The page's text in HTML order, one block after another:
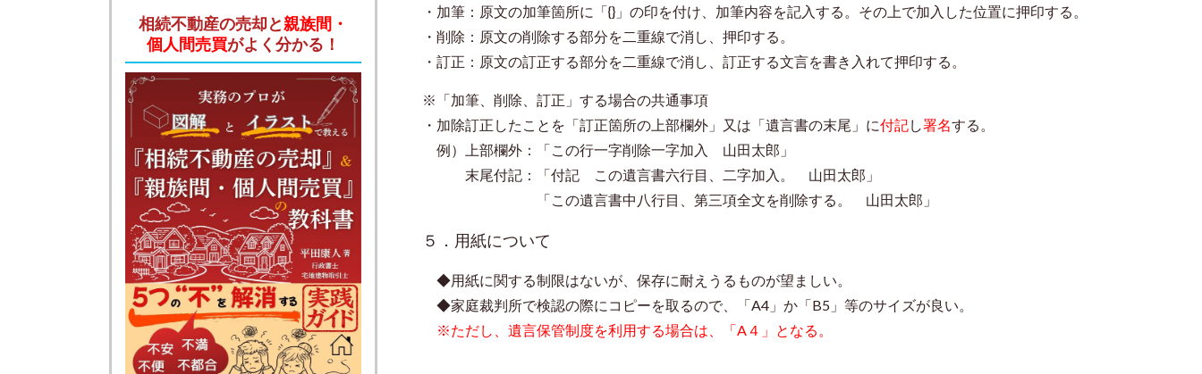
・加筆：原文の加筆箇所に「{}」の印を付け、加筆内容を記入する。その上で加入した位置に押印する。
・削除：原文の削除する部分を二重線で消し、押印する。
・ 訂正：原文の訂正する部分を二重線で消し、訂正する文言を書き入れて押印する。
※「加筆、削除、訂正」する場合の共通事項
・加除訂正したことを「訂正箇所の上部欄外」又は「遺言書の末尾」に付記し署名する。
例）上部欄外：「この行一字削除一字加入 山田太郎」
末尾付記：「付記 この遺言書六行目、二字加入。 山田太郎」
「この遺言書中八行目、第三項全文を削除する。 山田太郎」
５．用紙について
◆用紙に関する制限はないが、保存に耐えうるものが望ましい。
◆家庭裁判所で検認の際にコピーを取るので、「A4」か「B5」等のサイズが良い。
※ただし、遺言保管制度を利用する場合は、「A４」となる。
相続不動産の売却と親族間・
個人間売買がよく分かる！